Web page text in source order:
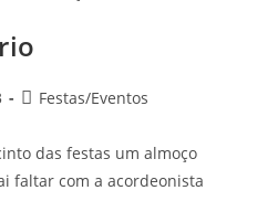
Festas/Eventos
das festas um almoço
faltar com a acordeonista